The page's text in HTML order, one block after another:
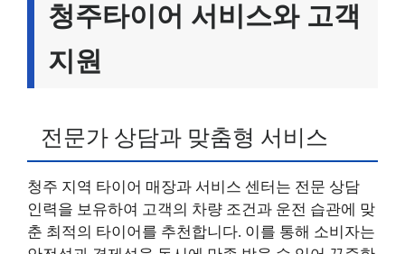
청주타이어 서비스와 고객
지원
전문가 상담과 맞춤형 서비스
청주 지역 타이어 매장과 서비스 센터는 전문 상담
인력을 보유하여 고객의 차량 조건과 운전 습관에 맞
춘 최적의 타이어를 추천합니다. 이를 통해 소비자는